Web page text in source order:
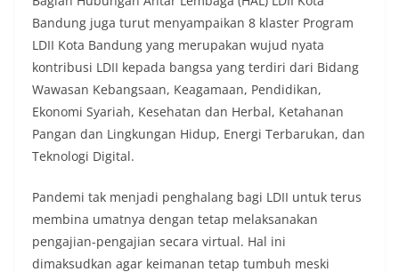
Bandung juga turut menyampaikan 8 klaster Program
LDII Kota Bandung yang merupakan wujud nyata
kontribusi LDII kepada bangsa yang terdiri dari Bidang
Wawasan Kebangsaan, Keagamaan, Pendidikan,
Ekonomi Syariah, Kesehatan dan Herbal, Ketahanan
Pangan dan Lingkungan Hidup, Energi Terbarukan, dan
Teknologi Digital.
Pandemi tak menjadi penghalang bagi LDII untuk terus
membina umatnya dengan tetap melaksanakan
pengajian-pengajian secara virtual. Hal ini
dimaksudkan agar keimanan tetap tumbuh meski